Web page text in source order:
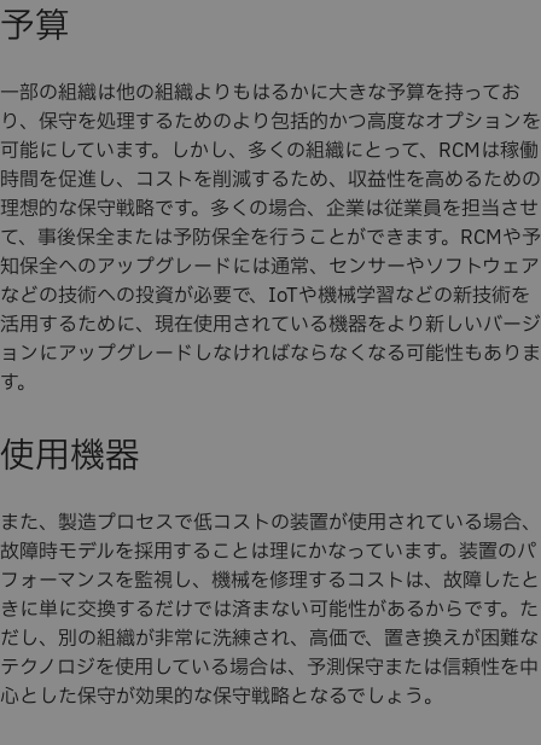
予算
一部の組織は他の組織よりもはるかに大きな予算を持ってお
り、保守を処理するためのより包括的かつ高度なオプションを
可能にしています。しかし、多くの組織にとって、RCMは稼働
時間を促進し、コストを削減するため、収益性を高めるための
理想的な保守戦略です。多くの場合、企業は従業員を担当させ
て、事後保全または予防保全を行うことができます。RCMや予
知保全へのアップグレードには通常、センサーやソフトウェア
などの技術への投資が必要で、IoTや機械学習などの新技術を
活用するために、現在使用されている機器をより新しいバージ
ョンにアップグレードしなければならなくなる可能性もありま
す。
使用機器
また、製造プロセスで低コストの装置が使用されている場合、
故障時モデルを採用することは理にかなっています。装置のパ
フォーマンスを監視し、機械を修理するコストは、故障したと
きに単に交換するだけでは済まない可能性があるからです。た
だし、別の組織が非常に洗練され、高価で、置き換えが困難な
テクノロジを使用している場合は、予測保守または信頼性を中
心とした保守が効果的な保守戦略となるでしょう。